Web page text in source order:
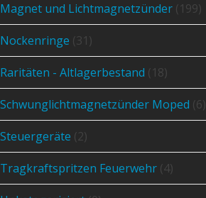
Magnet und Lichtmagnetzünder (199)
Nockenringe (31)
Raritäten - Altlagerbestand (18)
Schwunglichtmagnetzünder Moped (6)
Steuergeräte (2)
Tragkraftspritzen Feuerwehr (4)